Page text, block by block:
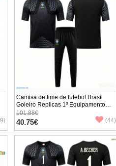
Camisa de time de futebol Brasil
Goleiro Replicas 1º Equipamento
Infantil Mundo 2026 Manga Curta (+
Calças curtas)
101.88€
40.75€ (44)